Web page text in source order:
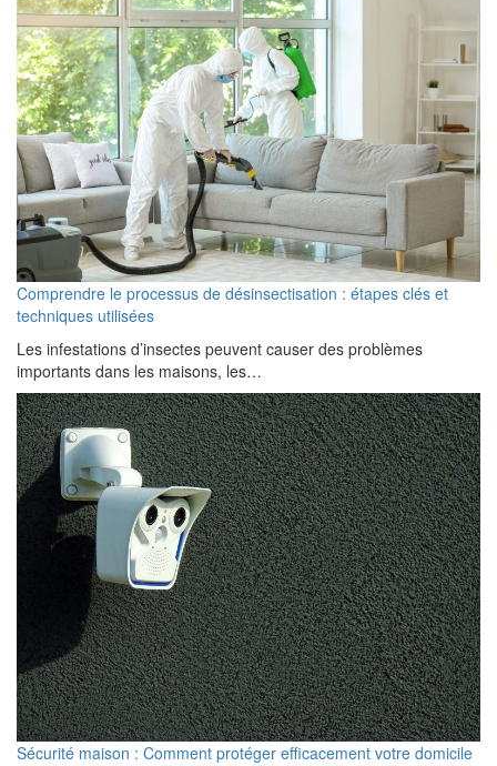
Comprendre le processus de désinsectisation : étapes clés et
techniques utilisées
Les infestations d’insectes peuvent causer des problèmes
importants dans les maisons, les…
Sécurité maison : Comment protéger efficacement votre domicile